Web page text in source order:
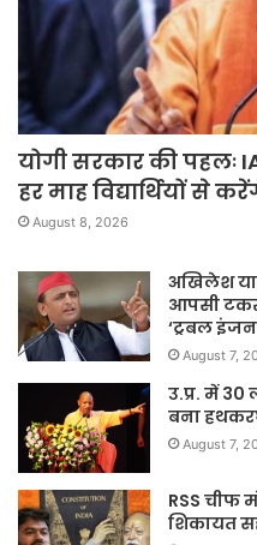
योगी सरकार की पहलः
हर माह विद्यार्थियों से
August 8, 2026
अखिलेश
आपसी
‘ट्रबल
August 7,
उ.प्र. में
बना
August 7,
RSS चीफ
शिकायत